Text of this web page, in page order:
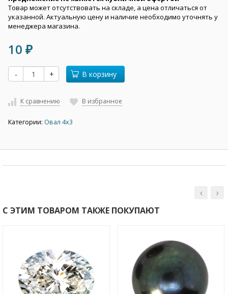
Товар может отсутствовать на складе, а цена отличаться от
указанной. Актуальную цену и наличие необходимо уточнять у
менеджера магазина.
10 ₽
- + В корзину
К сравнению В избранное
Категории: Овал 4х3
С ЭТИМ ТОВАРОМ ТАКЖЕ ПОКУПАЮТ